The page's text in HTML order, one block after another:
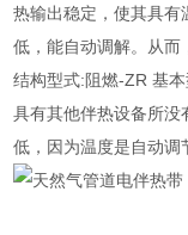
热输出稳定，使其具有
低，能自动调解。从而
结构型式:阻燃-ZR 基
具有其他伴热设备所没
低，因为温度是自动调